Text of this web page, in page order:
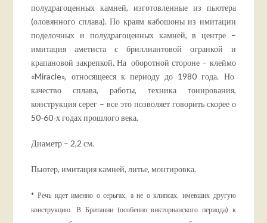
полудрагоценных камней, изготовленные из пьютера
(оловянного сплава). По краям кабошоны из имитации
поделочных и полудрагоценных камней, в центре –
имитация аметиста с бриллиантовой огранкой и
крапановой закрепкой. На оборотной стороне – клеймо
«Miracle», относящееся к периоду до 1980 года. Но
качество сплава, работы, техника тонирования,
конструкция серег – все это позволяет говорить скорее о
50-60-х годах прошлого века.
Диаметр – 2,2 см.
Пьютер, имитация камней, литье, монтировка.
* Речь идет именно о серьгах, а не о клипсах, имевших другую
конструкцию. В Британии (особенно викторианского периода) к